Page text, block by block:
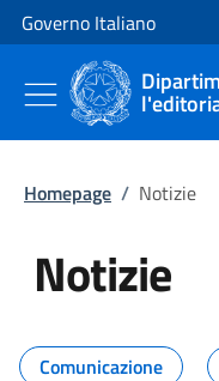
Vai al contenuto
Vai alla navigazione del sito
Governo Italiano
Homepage / Notizie
Notizie
Tutti i
Comunicazione